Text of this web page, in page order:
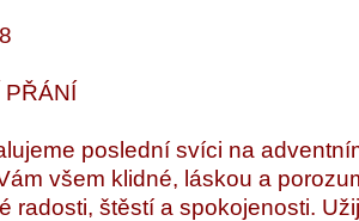
poslední svíci na
všem klidné, láskou a
radosti, štěstí a spokojenosti.